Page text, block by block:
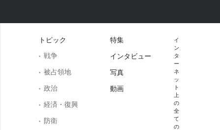
トピック
戦争
被占領地
政治
経済・復興
防衛
特集
インタビュー
写真
動画
イ
ン
タ
ー
ネ
ッ
ト
上
の
全
て
の